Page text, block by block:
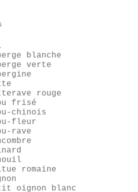
blanche
verte
rouge
frisé
chinois
fleur
rave
romaine
oignon blanc